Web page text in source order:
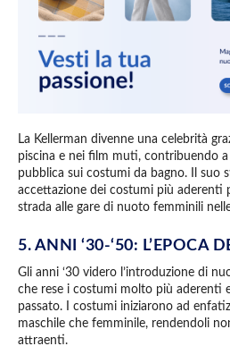
La Kellerman divenne una celebrità
piscina e nei film muti, contribuendo a
pubblica sui costumi da bagno. Il suo
accettazione dei costumi più aderenti
strada alle gare di nuoto femminili
5. ANNI ‘30-‘50: L’EPOCA
Gli anni ‘30 videro l’introduzione di
che rese i costumi molto più aderenti
passato. I costumi iniziarono ad
maschile che femminile, rendendoli
attraenti.